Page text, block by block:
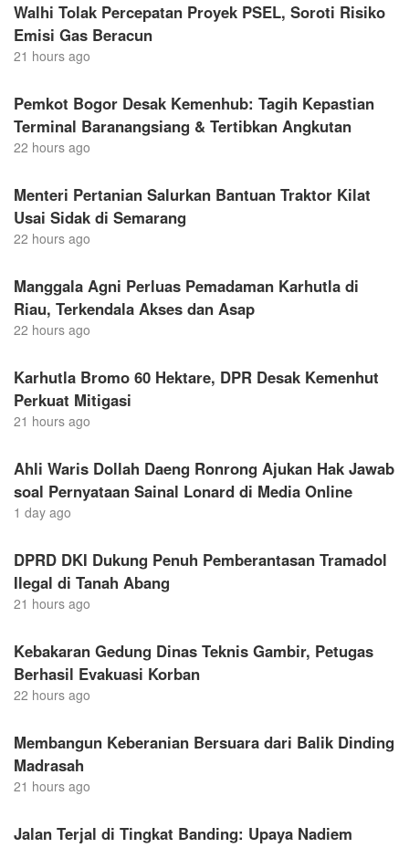
Walhi Tolak Percepatan Proyek PSEL, Soroti Risiko
Emisi Gas Beracun
21 hours ago
Pemkot Bogor Desak Kemenhub: Tagih Kepastian
Terminal Baranangsiang & Tertibkan Angkutan
22 hours ago
Menteri Pertanian Salurkan Bantuan Traktor Kilat
Usai Sidak di Semarang
22 hours ago
Manggala Agni Perluas Pemadaman Karhutla di
Riau, Terkendala Akses dan Asap
22 hours ago
Karhutla Bromo 60 Hektare, DPR Desak Kemenhut
Perkuat Mitigasi
21 hours ago
Ahli Waris Dollah Daeng Ronrong Ajukan Hak Jawab
soal Pernyataan Sainal Lonard di Media Online
1 day ago
DPRD DKI Dukung Penuh Pemberantasan Tramadol
Ilegal di Tanah Abang
21 hours ago
Kebakaran Gedung Dinas Teknis Gambir, Petugas
Berhasil Evakuasi Korban
22 hours ago
Membangun Keberanian Bersuara dari Balik Dinding
Madrasah
21 hours ago
Jalan Terjal di Tingkat Banding: Upaya Nadiem